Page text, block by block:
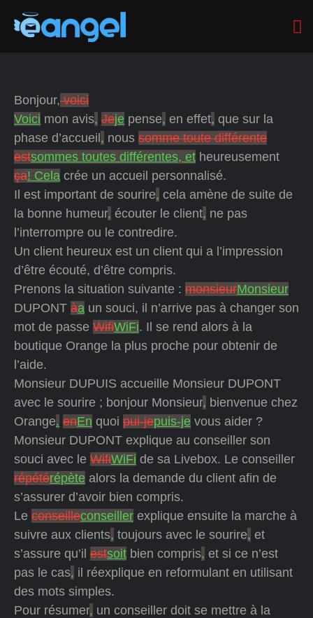
Bonjour,voici
Voici mon avis, Jeje pense, en effet, que sur la
phase d’accueil , nous somme toute différente
estsommes toutes différentes, et heureusement
ça! Cela crée un accueil personnalisé.
Il est important de sourire, cela amène de suite de
la bonne humeur, écouter le client, ne pas
l’interrompre ou le contredire.
Un client heureux est un client qui a l’impression
d’être écouté, d’être compris.
Prenons la situation suivante : monsieurMonsieur
DUPONT àa un souci, il n’arrive pas à changer son
mot de passe WifiWiFi. Il se rend alors à la
boutique Orange la plus proche pour obtenir de
l’aide.
Monsieur DUPUIS accueille Monsieur DUPONT
avec le sourire ; bonjour Monsieur, bienvenue chez
Orange. enEn quoi pui-jepuis-je vous aider ?
Monsieur DUPONT explique au conseiller son
souci avec le WifiWiFi de sa Livebox. Le conseiller
répétérépète alors la demande du client afin de
s’assurer d’avoir bien compris.
Le conseilleconseiller explique ensuite la marche à
suivre aux clients, toujours avec le sourire, et
s’assure qu’il estsoit bien compris, et si ce n’est
pas le cas, il réexplique en reformulant en utilisant
des mots simples.
Pour résumer, un conseiller doit se mettre à la